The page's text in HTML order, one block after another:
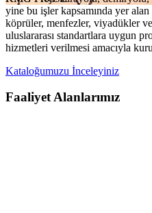
yine bu işler kapsamında yer
köprüler, menfezler, viyadükler
uluslararası standartlara uygun
hizmetleri verilmesi amacıyla
Kataloğumuzu İnceleyiniz
Faaliyet Alanlarımız